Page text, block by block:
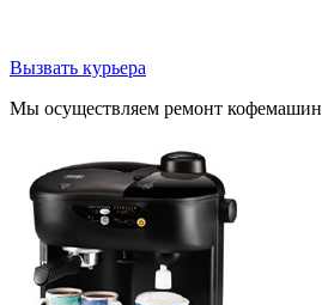
Вызвать курьера
Мы осуществляем ремонт кофемашин